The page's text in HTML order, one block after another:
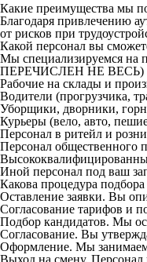
Какие преимущества мы
Благодаря привлечению
от рисков при
Какой персонал вы
Мы специализируемся
ПЕРЕЧИСЛЕН НЕ ВЕСЬ)
Рабочие на склады и
Водители (прогрузчика,
Уборщики, дворники,
Курьеры (вело, авто,
Персонал в ритейл и
Персонал общественного
Иной персонал под ваш
Какова процедура подбора
Оставление заявки. Вы
Согласование тарифов и
Подбор кандидатов. Мы
Согласование. Вы
Оформление. Мы
Выход на смену. Персонал